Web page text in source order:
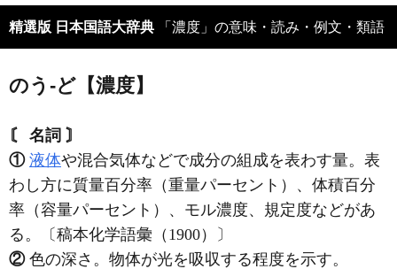
精選版 日本国語大辞典 「濃度」の意味・読み・例文・類語
のう‐ど【濃度】
〘 名詞 〙
① 液体や混合気体などで成分の組成を表わす量。表
わし方に質量百分率（重量パーセント）、体積百分
率（容量パーセント）、モル濃度、規定度などがあ
る。〔稿本化学語彙（1900）〕
②色の深さ。物体が光を吸収する程度を示す。